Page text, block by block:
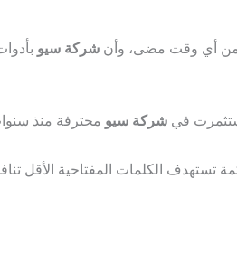
شركة سيو
في شركة سيو محترفة منذ
الكلمات المفتاحية الأقل